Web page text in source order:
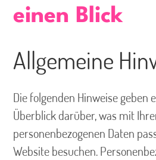
einen Blick
Allgemeine
Die folgenden Hinweise geben
Überblick darüber, was mit
personenbezogenen Daten
Website besuchen.